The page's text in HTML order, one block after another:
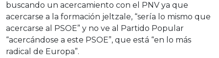
buscando un acercamiento con el PNV ya que
acercarse a la formación jeltzale, “sería lo mismo que
acercarse al PSOE” y no ve al Partido Popular
“acercándose a este PSOE”, que está “en lo más
radical de Europa”.